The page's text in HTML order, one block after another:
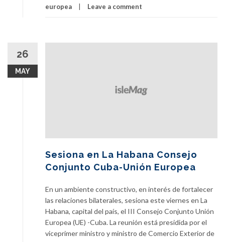
europea Leave a comment
26
MAY
Sesiona en La Habana Consejo
Conjunto Cuba-Unión Europea
En un ambiente constructivo, en interés de fortalecer
las relaciones bilaterales, sesiona este viernes en La
Habana, capital del país, el III Consejo Conjunto Unión
Europea (UE) -Cuba. La reunión está presidida por el
viceprimer ministro y ministro de Comercio Exterior de